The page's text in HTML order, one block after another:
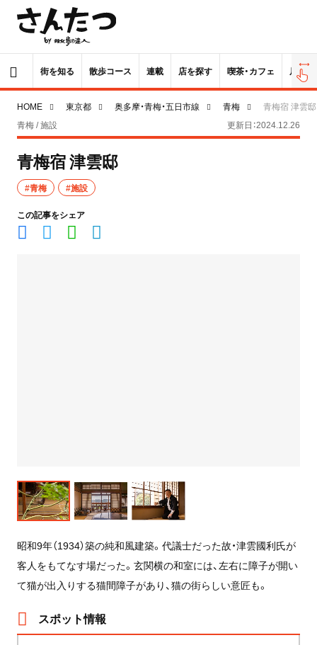
街を知る 散歩コース 連載 店を探す 喫茶・カフェ 居酒屋
HOME 東京都 奥多摩・青梅・五日市線 青梅
青梅宿 津雲邸
青梅 / 施設
更新日：2024.12.26
青梅宿 津雲邸
#青梅 #施設
この記事をシェア
昭和9年（1934）築の純和風建築。代議士だった故・津雲國利氏が
客人をもてなす場だった。玄関横の和室には、左右に障子が開い
て猫が出入りする猫間障子があり、猫の街らしい意匠も。
スポット情報